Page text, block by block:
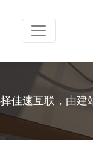
Toggle
佳速互联，由建